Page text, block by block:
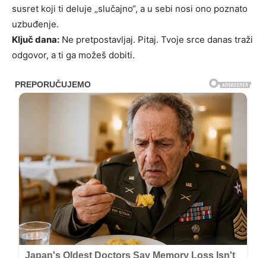
susret koji ti deluje „slučajno“, a u sebi nosi ono poznato
uzbuđenje.
Ključ dana: Ne pretpostavljaj. Pitaj. Tvoje srce danas traži
odgovor, a ti ga možeš dobiti.